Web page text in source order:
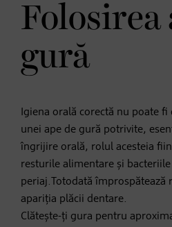
Folosirea
gură
Igiena orală corectă nu poate
unei ape de gură potrivite,
îngrijire orală, rolul acesteia
resturile alimentare și
periaj.Totodată împrospătează
apariția plăcii dentare.
Clătește-ți gura pentru